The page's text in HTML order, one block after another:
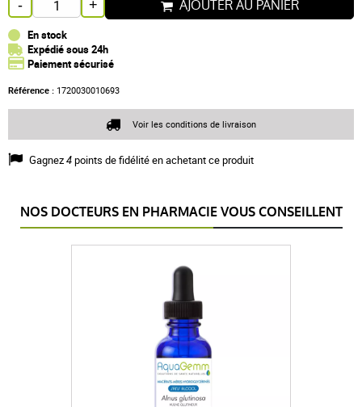
- + AJOUTER AU PANIER
En stock
Expédié sous 24h
Paiement sécurisé
Référence : 1720030010693
Gagnez4points de fidélité en achetant ce produit
Voir les conditions de livraison
NOS DOCTEURS EN PHARMACIE VOUS CONSEILLENT